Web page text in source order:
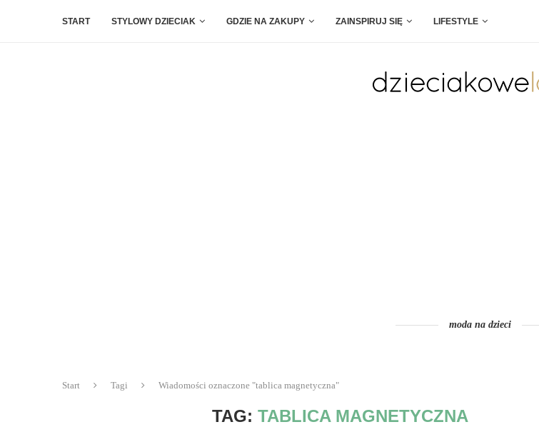
START STYLOWY DZIECIAK GDZIE NA ZAKUPY ZAINSPIRUJ SIĘ LIFESTYLE
moda na dzieci
Start Tagi Wiadomości oznaczone "tablica magnetyczna"
TAG:TABLICA MAGNETYCZNA